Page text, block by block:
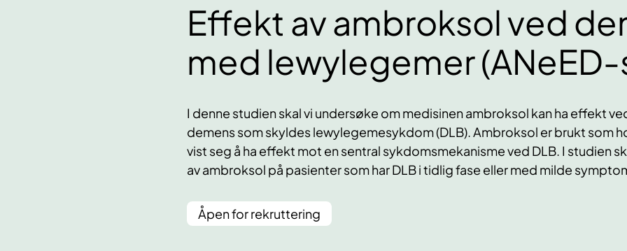
Effekt av ambroksol ved
med lewylegemer
I denne studien skal vi undersøke om medisinen ambroksol kan ha effekt
demens som skyldes lewylegemesykdom (DLB). Ambroksol er brukt som
vist seg å ha effekt mot en sentral sykdomsmekanisme ved DLB. I studien
av ambroksol på pasienter som har DLB i tidlig fase eller med milde
Åpen for rekruttering